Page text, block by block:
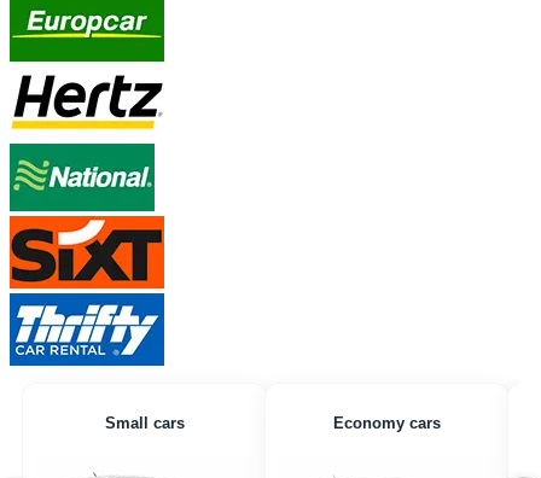
Small cars Economy cars